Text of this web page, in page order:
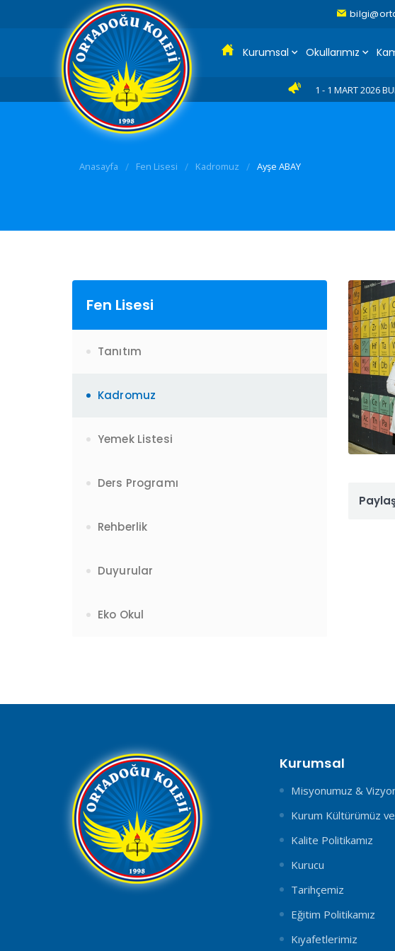
Kurumsal Okullarımız
1 - 1 MART 2026
9 - Van'dayız!...
10 - İl
1 - 1 MART 2026
Anasayfa / Fen Lisesi / Kadromuz / Ayşe ABAY
Fen Lisesi
Tanıtım
Kadromuz
Yemek Listesi
Ders Programı
Rehberlik
Duyurular
Eko Okul
Kurumsal
Misyonumuz &
Kurum Kültürümüz
Kalite Politikamız
Kurucu
Tarihçemiz
Eğitim Politikamız
Kıyafetlerimiz